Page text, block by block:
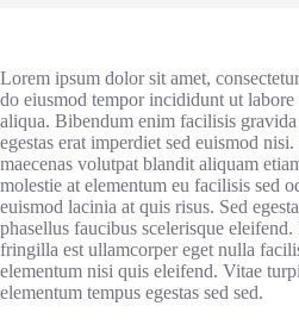
Lorem ipsum dolor sit amet,
do eiusmod tempor incididunt ut labore
aliqua. Bibendum enim facilisis
egestas erat imperdiet sed euismod
maecenas volutpat blandit aliquam
molestie at elementum eu facilisis sed
euismod lacinia at quis risus. Sed
phasellus faucibus scelerisque
fringilla est ullamcorper eget nulla
elementum nisi quis eleifend. Vitae
elementum tempus egestas sed sed.